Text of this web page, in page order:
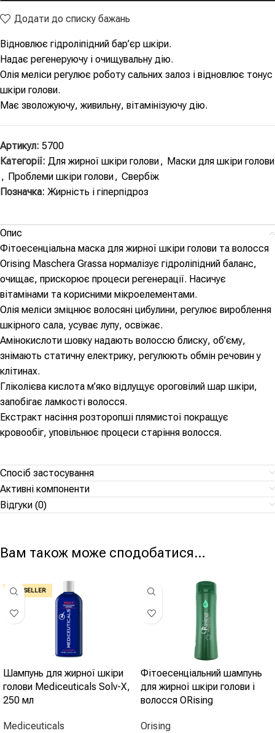
Додати до списку бажань
Відновлює гідроліпідний бар’єр шкіри.
Надає регенеруючу і очищувальну дію.
Олія меліси регулює роботу сальних залоз і відновлює тонус
шкіри голови.
Має зволожуючу, живильну, вітамінізуючу дію.
Артикул: 5700
Категорії: Для жирної шкіри голови, Маски для шкіри голови
, Проблеми шкіри голови, Свербіж
Позначка: Жирність і гіперпідроз
Опис
Фітоесенціальна маска для жирної шкіри голови та волосся
Orising Maschera Grassa нормалізує гідроліпідний баланс,
очищає, прискорює процеси регенерації. Насичує
вітамінами та корисними мікроелементами.
Олія меліси зміцнює волосяні цибулини, регулює вироблення
шкірного сала, усуває лупу, освіжає.
Амінокислоти шовку надають волоссю блиску, об’єму,
знімають статичну електрику, регулюють обмін речовин у
клітинах.
Гліколієва кислота м’яко відлущує ороговілий шар шкіри,
запобігає ламкості волосся.
Екстракт насіння розторопші плямистої покращує
кровообіг, уповільнює процеси старіння волосся.
Спосіб застосування
Активні компоненти
Відгуки (0)
Вам також може сподобатися…
BEST SELLER
Шампунь для жирної шкіри
голови Mediceuticals Solv-X,
250 мл
Mediceuticals
Фітоесенціальний шампунь
для жирної шкіри голови і
волосся ORising
Orising